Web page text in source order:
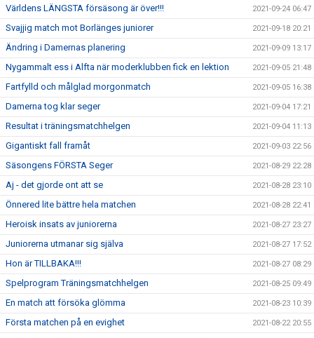
Världens LÄNGSTA försäsong är över!!! 2021-09-24 06:47
Svajjig match mot Borlänges juniorer 2021-09-18 20:21
Ändring i Damernas planering 2021-09-09 13:17
Nygammalt ess i Alfta när moderklubben fick en lektion 2021-09-05 21:48
Fartfylld och målglad morgonmatch 2021-09-05 16:38
Damerna tog klar seger 2021-09-04 17:21
Resultat i träningsmatchhelgen 2021-09-04 11:13
Gigantiskt fall framåt 2021-09-03 22:56
Säsongens FÖRSTA Seger 2021-08-29 22:28
Aj - det gjorde ont att se 2021-08-28 23:10
Önnered lite bättre hela matchen 2021-08-28 22:41
Heroisk insats av juniorerna 2021-08-27 23:27
Juniorerna utmanar sig själva 2021-08-27 17:52
Hon är TILLBAKA!!! 2021-08-27 08:29
Spelprogram Träningsmatchhelgen 2021-08-25 09:49
En match att försöka glömma 2021-08-23 10:39
Första matchen på en evighet 2021-08-22 20:55